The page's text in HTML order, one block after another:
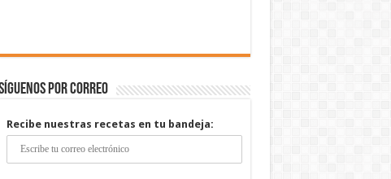
por correo
Recibe nuestras recetas en tu bandeja: